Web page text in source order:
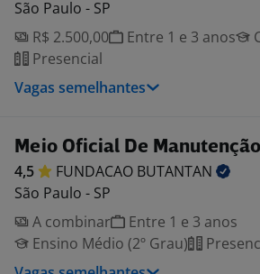
São Paulo - SP
R$ 2.500,00
Entre 1 e 3 anos
Presencial
Vagas semelhantes
Meio Oficial De Manutenção
4,5 FUNDACAO BUTANTAN
São Paulo - SP
A combinar
Entre 1 e 3 anos
Ensino Médio (2º Grau)